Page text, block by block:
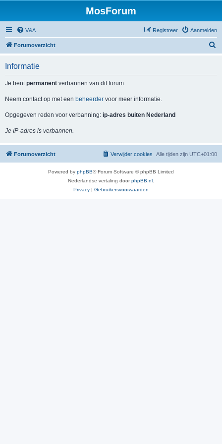
MosForum
V&A Aanmelden
Registreer
Forumoverzicht
Informatie
Je bentpermanent verbannen van dit forum.
Neem contact op met een beheerder voor meer informatie.
Opgegeven reden voor verbanning: ip-adres buiten Nederland
Je IP-adres is verbannen.
Forumoverzicht Alle tijden zijn UTC+01:00
Verwijder cookies
Powered by phpBB® Forum Software © phpBB Limited
Nederlandse vertaling doorphpBB.nl
Privacy | Gebruikersvoorwaarden